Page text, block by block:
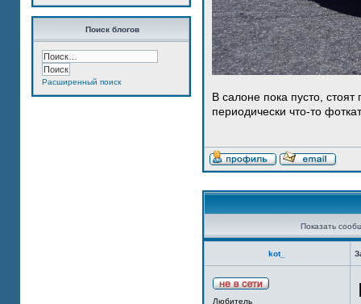
Поиск блогов
Расширенный поиск
В салоне пока пусто,
периодически что-то
Показать
kot_
Любитель